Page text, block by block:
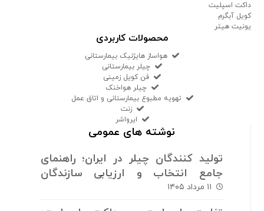
داکت اسپلیت
کویل آبگرم
یونیت هیتر
محصولات کاربردی
هواساز هایژنیک بیمارستانی
چیلر بیمارستانی
فن کویل زمینی
چیلر هواخنک
تهویه مطبوع بیمارستانی و اتاق عمل
زنت
ایرواشر
نوشته های عمومی
تولید کنندگان چیلر در ایران؛ راهنمای
جامع انتخاب و ارزیابی سازندگان
سیستم های برودتی
۱۱ مرداد ۱۴۰۵